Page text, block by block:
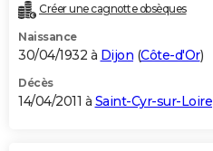
Créer une cagnotte obsèques
Naissance
30/04/1932 à Dijon (Côte-d'Or)
Décès
14/04/2011 à Saint-Cyr-sur-Loire